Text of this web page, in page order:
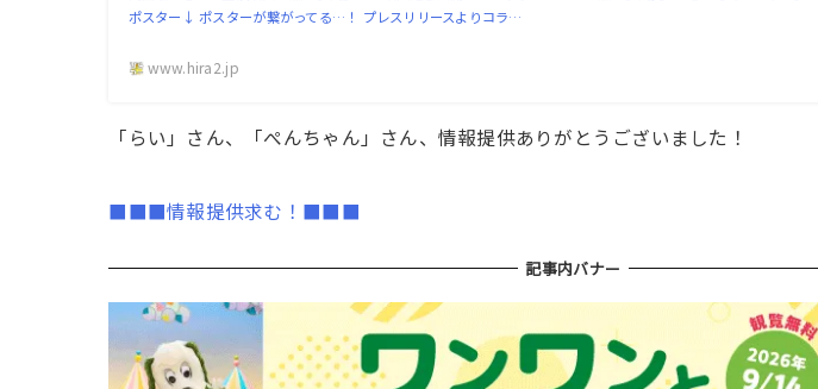
ポスター↓ ポスターが繋がってる…！ プレスリリースよりコラ…
www.hira2.jp
「らい」さん、「ぺんちゃん」さん、情報提供ありがとうございました！
■■■情報提供求む！■■■
記事内バナー